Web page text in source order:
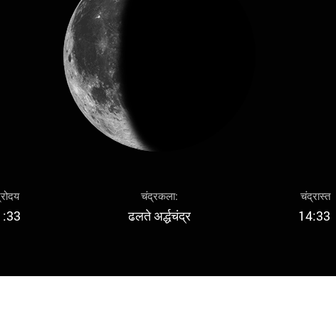
चंद्रकला:
ढलते अर्द्धचंद्र
चंद्रास्त
14:33